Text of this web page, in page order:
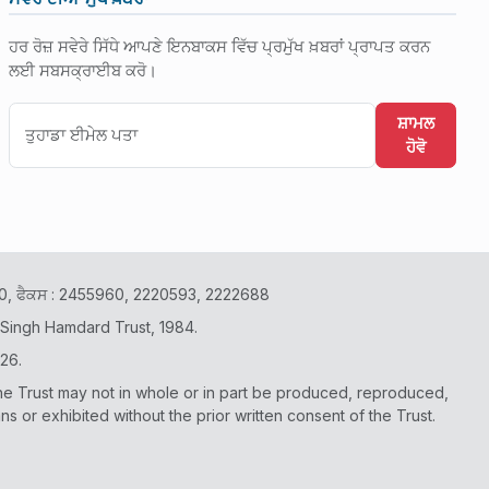
ਹਰ ਰੋਜ਼ ਸਵੇਰੇ ਸਿੱਧੇ ਆਪਣੇ ਇਨਬਾਕਸ ਵਿੱਚ ਪ੍ਰਮੁੱਖ ਖ਼ਬਰਾਂ ਪ੍ਰਾਪਤ ਕਰਨ
ਲਈ ਸਬਸਕ੍ਰਾਈਬ ਕਰੋ।
ਸ਼ਾਮਲ
ਹੋਵੋ
ਫੈਕਸ : 2455960, 2220593, 2222688
Hamdard Trust, 1984.
Trust may not in whole or in part be produced, reproduced,
or exhibited without the prior written consent of the Trust.